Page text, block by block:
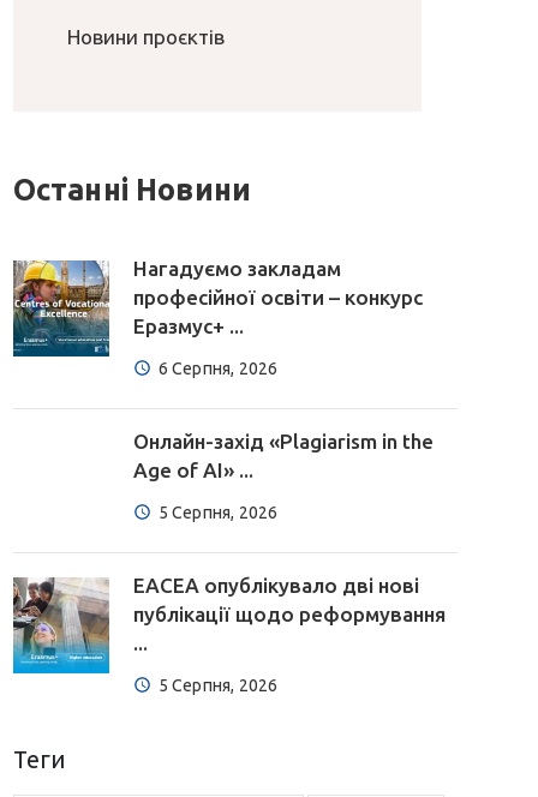
Новини проєктів
Останні Новини
Нагадуємо закладам
професійної освіти – конкурс
Еразмус+ ...
6 Серпня, 2026
Онлайн-захід «Plagiarism in the
Age of AI» ...
5 Серпня, 2026
EACEA опублікувало дві нові
публікації щодо реформування
...
5 Серпня, 2026
Теги